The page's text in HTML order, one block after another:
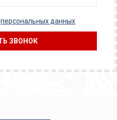
персональных данных